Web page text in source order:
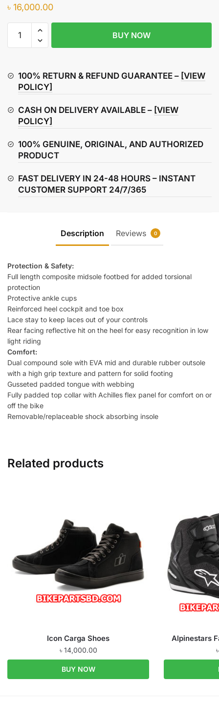
৳ 16,000.00
Fulton
Shoes
quantity
BUY NOW
100% RETURN & REFUND GUARANTEE – [VIEW
POLICY]
CASH ON DELIVERY AVAILABLE – [VIEW
POLICY]
100% GENUINE, ORIGINAL, AND AUTHORIZED
PRODUCT
FAST DELIVERY IN 24-48 HOURS – INSTANT
CUSTOMER SUPPORT 24/7/365
Description Reviews 0
Protection & Safety:
Full length composite midsole footbed for added torsional
protection
Protective ankle cups
Reinforced heel cockpit and toe box
Lace stay to keep laces out of your controls
Rear facing reflective hit on the heel for easy recognition in low
light riding
Comfort:
Dual compound sole with EVA mid and durable rubber outsole
with a high grip texture and pattern for solid footing
Gusseted padded tongue with webbing
Fully padded top collar with Achilles flex panel for comfort on or
off the bike
Removable/replaceable shock absorbing insole
Related products
Icon Carga Shoes
৳ 14,000.00
BUY NOW
Alpinestars